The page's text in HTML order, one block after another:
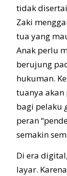
tidak
Zaki
tua yang
Anak perlu
berujung
hukuman.
tuanya akan
bagi pelaku
peran
semakin
Di era
layar.